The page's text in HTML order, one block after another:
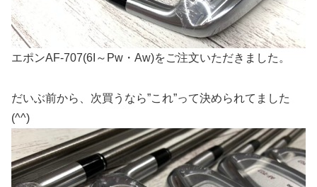
エポンAF-707(6I～Pw・Aw)をご注文いただきました。
だいぶ前から、次買うなら”これ”って決められてました
(^^)